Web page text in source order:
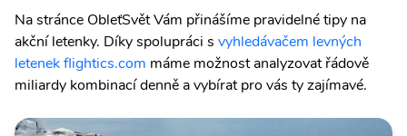
Na stránce ObleťSvět Vám přinášíme pravidelné tipy na
akční letenky. Díky spolupráci s vyhledávačem levných
letenek flightics.com máme možnost analyzovat řádově
miliardy kombinací denně a vybírat pro vás ty zajímavé.